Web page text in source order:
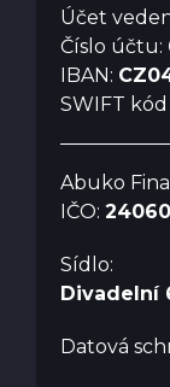
Účet
Číslo účtu:
IBAN:
SWIFT
Abuko
IČO:
Sídlo:
Divadelní
Datová